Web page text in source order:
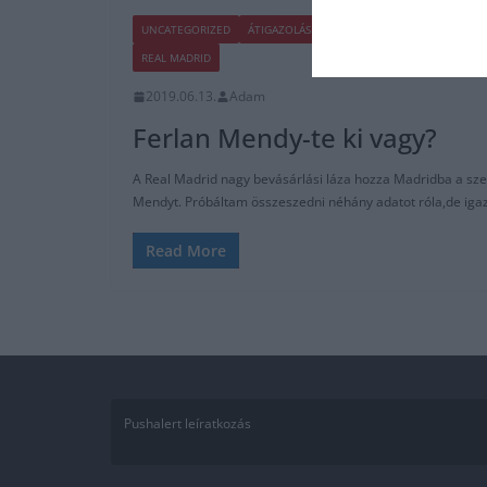
UNCATEGORIZED ÁTIGAZOLÁSI HÍREK
REAL MADRID
2019.06.13. Adam
Ferlan Mendy-te ki vagy?
A Real Madrid nagy bevásárlási láza hozza Madridba a
Mendyt. Próbáltam összeszedni néhány adatot róla,de
Read More
Pushalert leíratkozás